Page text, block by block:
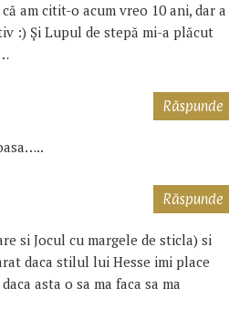
am citit-o acum vreo 10 ani, dar a
:) Şi Lupul de stepă mi-a plăcut
Răspunde
si Jocul cu margele de sticla) si
daca stilul lui Hesse imi place
asta o sa ma faca sa ma
Răspunde